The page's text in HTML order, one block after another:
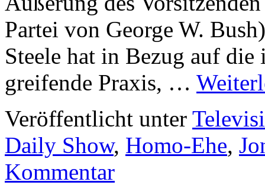
Partei von George W.
Steele hat in Bezug auf
greifende Praxis, …
Veröffentlicht unter
Daily Show, Homo-Ehe,
Kommentar